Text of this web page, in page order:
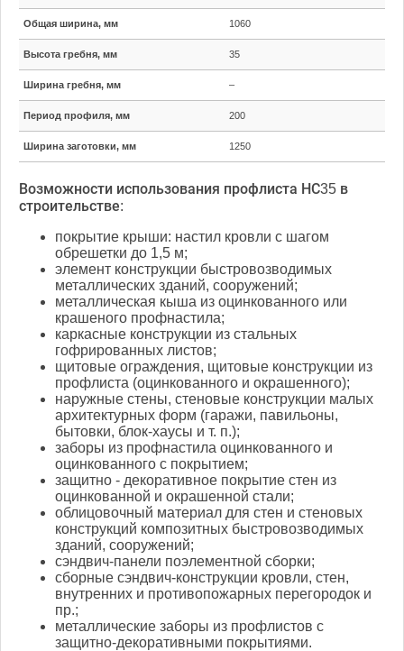
Общая ширина, мм 1060
Высота гребня, мм 35
Ширина гребня, мм –
Период профиля, мм 200
Ширина заготовки, мм 1250
Возможности использования профлиста НС35 в
строительстве:
покрытие крыши: настил кровли с шагом
обрешетки до 1,5 м;
элемент конструкции быстровозводимых
металлических зданий, сооружений;
металлическая кыша из оцинкованного или
крашеного профнастила;
каркасные конструкции из стальных
гофрированных листов;
щитовые ограждения, щитовые конструкции из
профлиста (оцинкованного и окрашенного);
наружные стены, стеновые конструкции малых
архитектурных форм (гаражи, павильоны,
бытовки, блок-хаусы и т. п.);
заборы из профнастила оцинкованного и
оцинкованного с покрытием;
защитно - декоративное покрытие стен из
оцинкованной и окрашенной стали;
облицовочный материал для стен и стеновых
конструкций композитных быстровозводимых
зданий, сооружений;
сэндвич-панели поэлементной сборки;
сборные сэндвич-конструкции кровли, стен,
внутренних и противопожарных перегородок и
пр.;
металлические заборы из профлистов с
защитно-декоративными покрытиями.